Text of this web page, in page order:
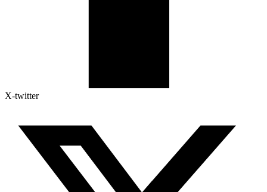
X-twitter